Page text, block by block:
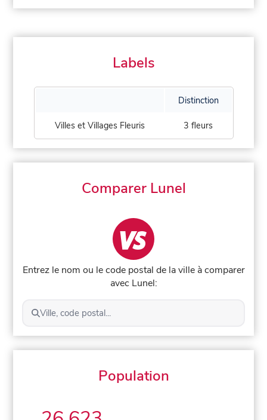
Labels
Distinction
Villes et Villages Fleuris 3 fleurs
Comparer Lunel
Entrez le nom ou le code postal de la ville à comparer
avec Lunel:
Ville, code postal...
Population